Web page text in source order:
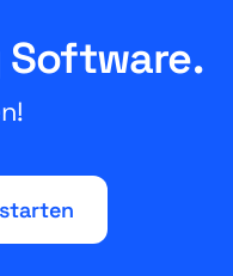
Software.